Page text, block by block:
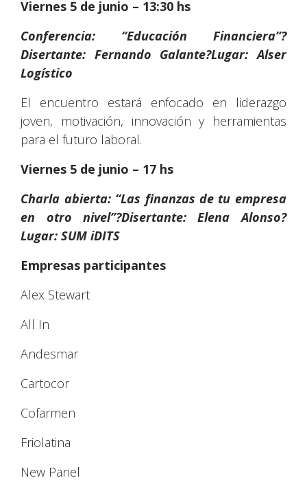
Viernes 5 de junio – 13:30 hs
Conferencia: “Educación Financiera”?
Disertante: Fernando Galante?Lugar: Alser
Logístico
El encuentro estará enfocado en liderazgo
joven, motivación, innovación y herramientas
para el futuro laboral.
Viernes 5 de junio – 17 hs
Charla abierta: “Las finanzas de tu empresa
en otro nivel”?Disertante: Elena Alonso?
Lugar: SUM iDITS
Empresas participantes
Alex Stewart
All In
Andesmar
Cartocor
Cofarmen
Friolatina
New Panel